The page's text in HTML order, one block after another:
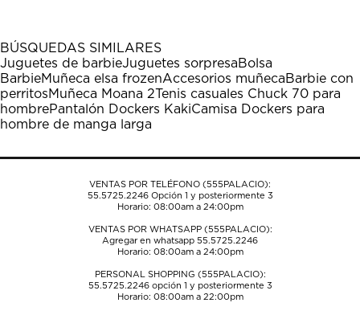
1
estrella
Esta
acción
abrirá
el
formulario
envío.
estrellas.
Esta
acción
abrirá
el
formulario
envío.
estrellas.
Esta
acción
abrirá
el
formulario
envío.
estrellas.
Esta
acción
abrirá
el
formulario
envío.
estrellas.
Esta
acción
abrirá
el
formulario
envío.
BÚSQUEDAS SIMILARES
Juguetes de barbieJuguetes sorpresaBolsa
BarbieMuñeca elsa frozenAccesorios muñecaBarbie con
perritosMuñeca Moana 2Tenis casuales Chuck 70 para
hombrePantalón Dockers KakiCamisa Dockers para
hombre de manga larga
VENTAS POR TELÉFONO (555PALACIO):
55.5725.2246Opción 1 y posteriormente 3
Horario: 08:00am a 24:00pm
VENTAS POR WHATSAPP (555PALACIO):
Agregar en whatsapp 55.5725.2246
Horario: 08:00am a 24:00pm
PERSONAL SHOPPING (555PALACIO):
55.5725.2246opción 1 y posteriormente 3
Horario: 08:00am a 22:00pm